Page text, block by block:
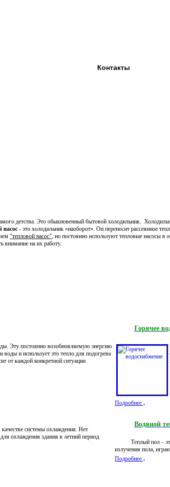
Контакты
детства. Это обыкновенный бытовой холодильник.
насос - это холодильник «наоборот». Он переносит рассеянное
"тепловой насос", но постоянно используют тепловые насосы
на их работу.
Эту постоянно возобновляемую энергию
и использует это тепло для подогрева
от каждой конкретной ситуации
системы охлаждения. Нет
охлаждения здания в летний период
Горячее
Подробнее
Водяной
Теплый пол – это
излучения пола,
Подробнее